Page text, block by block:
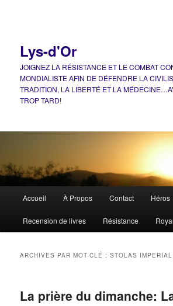
Lys-d'Or
JOIGNEZ LA RÉSISTANCE ET LE COMBAT
MONDIALISTE AFIN DE DÉFENDRE LA
TRADITION, LA LIBERTÉ ET LA
TROP TARD!
principal
Accueil À Propos Contact Héros
Recension de livres Résistance
ARCHIVES PAR MOT-CLÉ :STOLAS
La prière du dimanche: